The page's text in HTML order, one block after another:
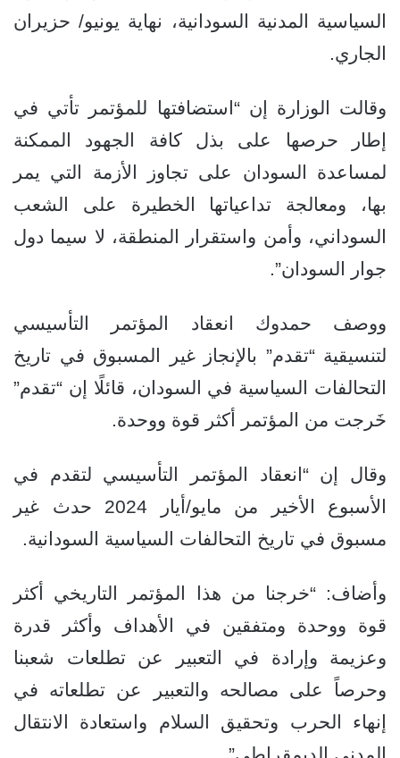
السياسية المدنية السودانية، نهاية يونيو/ حزيران
الجاري.
وقالت الوزارة إن “استضافتها للمؤتمر تأتي في
إطار حرصها على بذل كافة الجهود الممكنة
لمساعدة السودان على تجاوز الأزمة التي يمر
بها، ومعالجة تداعياتها الخطيرة على الشعب
السوداني، وأمن واستقرار المنطقة، لا سيما دول
جوار السودان”.
ووصف حمدوك انعقاد المؤتمر التأسيسي
لتنسيقية “تقدم” بالإنجاز غير المسبوق في تاريخ
التحالفات السياسية في السودان، قائلًا إن “تقدم”
خَرجت من المؤتمر أكثر قوة ووحدة.
وقال إن “انعقاد المؤتمر التأسيسي لتقدم في
الأسبوع الأخير من مايو/أيار 2024 حدث غير
مسبوق في تاريخ التحالفات السياسية السودانية.
وأضاف: “خرجنا من هذا المؤتمر التاريخي أكثر
قوة ووحدة ومتفقين في الأهداف وأكثر قدرة
وعزيمة وإرادة في التعبير عن تطلعات شعبنا
وحرصاً على مصالحه والتعبير عن تطلعاته في
إنهاء الحرب وتحقيق السلام واستعادة الانتقال
المدني الديمقراطي”.